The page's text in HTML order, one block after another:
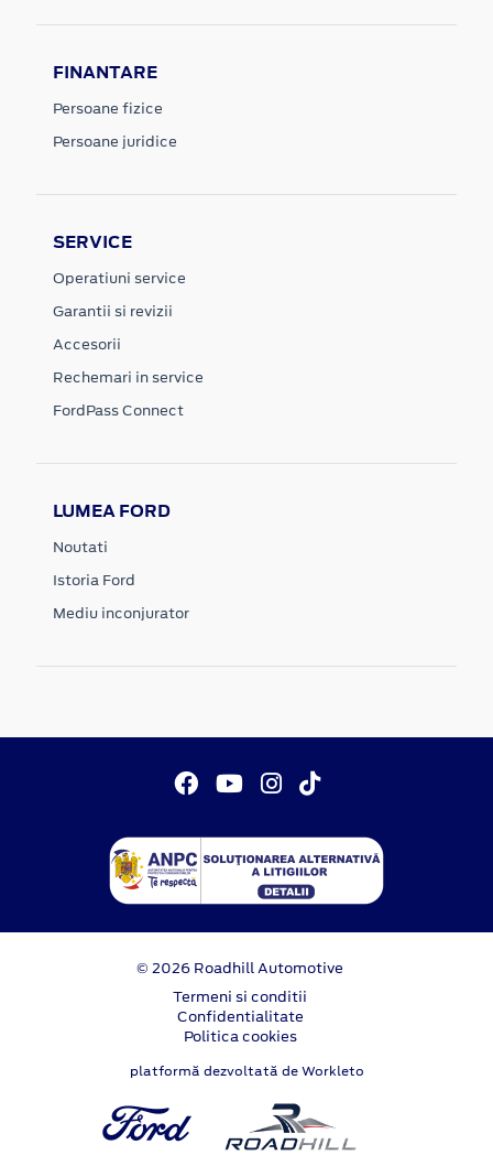
FINANTARE
Persoane fizice
Persoane juridice
SERVICE
Operatiuni service
Garantii si revizii
Accesorii
Rechemari in service
FordPass Connect
LUMEA FORD
Noutati
Istoria Ford
Mediu inconjurator
© 2026 Roadhill Automotive
Termeni si conditii
Confidentialitate
Politica cookies
platformă dezvoltată de Workleto